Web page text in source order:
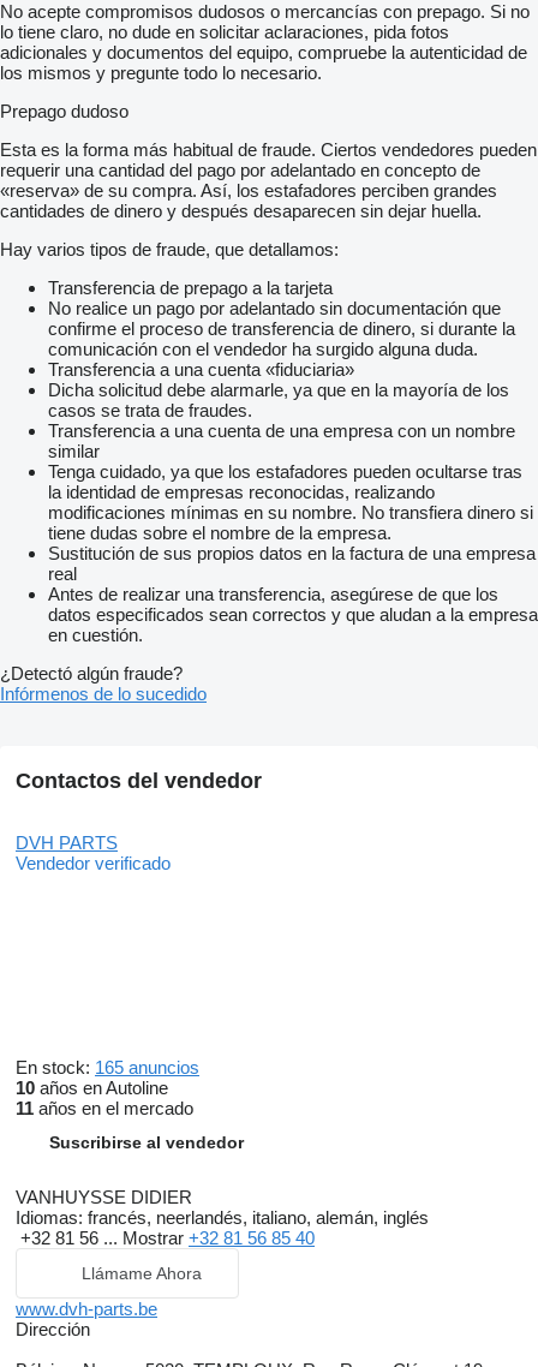
No acepte compromisos dudosos o mercancías con prepago. Si no
lo tiene claro, no dude en solicitar aclaraciones, pida fotos
adicionales y documentos del equipo, compruebe la autenticidad de
los mismos y pregunte todo lo necesario.
Prepago dudoso
Esta es la forma más habitual de fraude. Ciertos vendedores pueden
requerir una cantidad del pago por adelantado en concepto de
«reserva» de su compra. Así, los estafadores perciben grandes
cantidades de dinero y después desaparecen sin dejar huella.
Hay varios tipos de fraude, que detallamos:
Transferencia de prepago a la tarjeta
No realice un pago por adelantado sin documentación que
confirme el proceso de transferencia de dinero, si durante la
comunicación con el vendedor ha surgido alguna duda.
Transferencia a una cuenta «fiduciaria»
Dicha solicitud debe alarmarle, ya que en la mayoría de los
casos se trata de fraudes.
Transferencia a una cuenta de una empresa con un nombre
similar
Tenga cuidado, ya que los estafadores pueden ocultarse tras
la identidad de empresas reconocidas, realizando
modificaciones mínimas en su nombre. No transfiera dinero si
tiene dudas sobre el nombre de la empresa.
Sustitución de sus propios datos en la factura de una empresa
real
Antes de realizar una transferencia, asegúrese de que los
datos especificados sean correctos y que aludan a la empresa
en cuestión.
¿Detectó algún fraude?
Infórmenos de lo sucedido
Contactos del vendedor
DVH PARTS
Vendedor verificado
En stock: 165 anuncios
10 años en Autoline
11 años en el mercado
Suscribirse al vendedor
VANHUYSSE DIDIER
Idiomas: francés, neerlandés, italiano, alemán, inglés
+32 81 56 ... Mostrar +32 81 56 85 40
Llámame Ahora
www.dvh-parts.be
Dirección